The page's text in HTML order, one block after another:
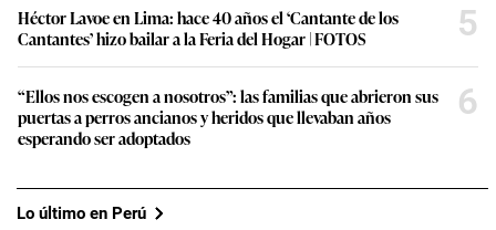
Héctor Lavoe en Lima: hace 40 años el ‘Cantante de los
Cantantes’ hizo bailar a la Feria del Hogar | FOTOS
5
“Ellos nos escogen a nosotros”: las familias que abrieron sus
puertas a perros ancianos y heridos que llevaban años
esperando ser adoptados
6
Lo último en Perú